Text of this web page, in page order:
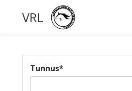
VRL
Tunnus*